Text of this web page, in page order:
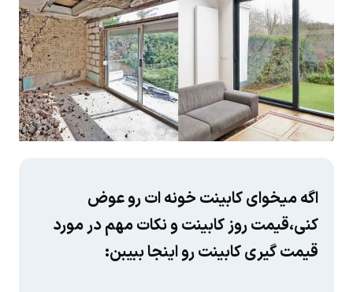
اگه میخوای کابینت خونه ات رو عوض
کنی،قیمت روز کابینت و نکات مهم در مورد
قیمت گیری کابینت رو اینجا ببیبن: